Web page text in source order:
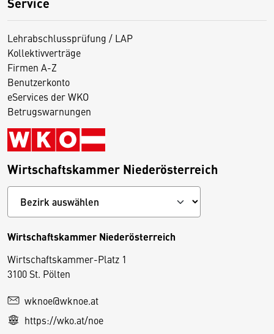
Lehrabschlussprüfung / LAP
Kollektivverträge
Firmen A-Z
Benutzerkonto
eServices der WKO
Betrugswarnungen
Wirtschaftskammer Niederösterreich
Wirtschaftskammer Niederösterreich
Wirtschaftskammer-Platz 1
3100 St. Pölten
wknoe@wknoe.at
https://wko.at/noe
D
e
s